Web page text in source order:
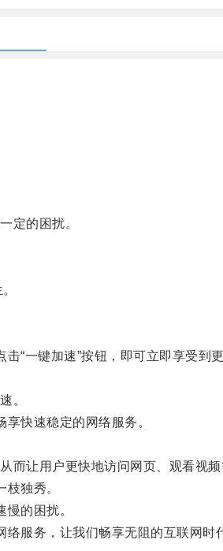
定的困扰。
键加速”按钮，即可立即享受到
。
快速稳定的网络服务。
让用户更快地访问网页、观看视频
独秀。
的困扰。
服务，让我们畅享无阻的互联网时